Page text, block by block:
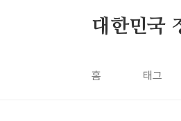
대한민국
홈 태그